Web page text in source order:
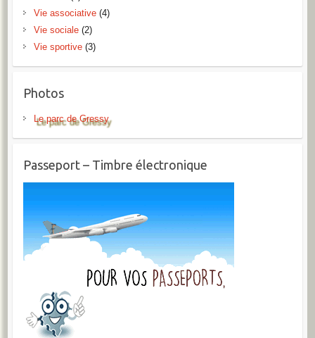
Vie associative(4)
Vie sociale(2)
Vie sportive(3)
Photos
Le parc de Gressy
Passeport – Timbre électronique